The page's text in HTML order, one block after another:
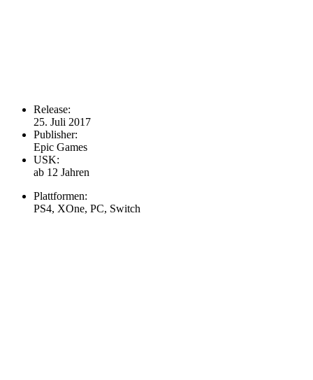
Release:
25. Juli 2017
Publisher:
Epic Games
USK:
ab 12 Jahren
Plattformen:
PS4, XOne, PC, Switch